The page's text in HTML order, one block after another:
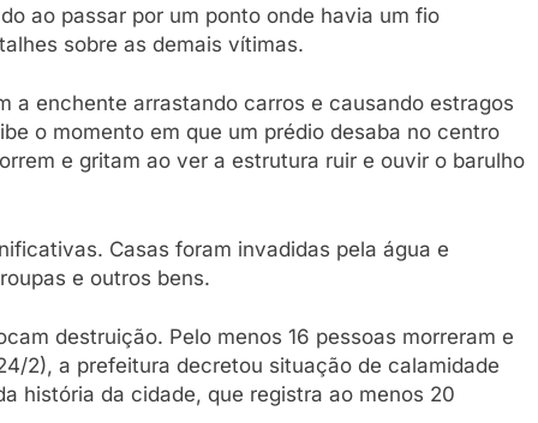
ao passar por um ponto onde havia um fio
sobre as demais vítimas.
a enchente arrastando carros e causando estragos
o momento em que um prédio desaba no centro
e gritam ao ver a estrutura ruir e ouvir o barulho
Casas foram invadidas pela água e
e outros bens.
destruição. Pelo menos 16 pessoas morreram e
2), a prefeitura decretou situação de calamidade
história da cidade, que registra ao menos 20